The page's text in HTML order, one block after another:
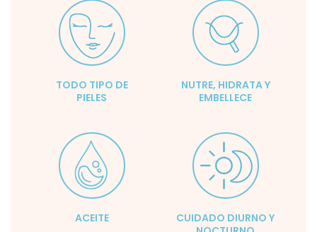
TODO TIPO DE
PIELES
NUTRE, HIDRATA Y
EMBELLECE
ACEITE
CUIDADO DIURNO Y